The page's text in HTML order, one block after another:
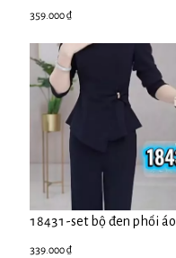
359.000 ₫
18431-set bộ đen phối áo
kiểu tay dài, phụ kiện eo
339.000 ₫